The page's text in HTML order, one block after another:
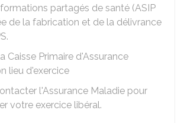
partagés de santé (ASIP
de la fabrication et de la délivrance
Caisse Primaire d'Assurance
lieu d'exercice
l'Assurance Maladie pour
votre exercice libéral.